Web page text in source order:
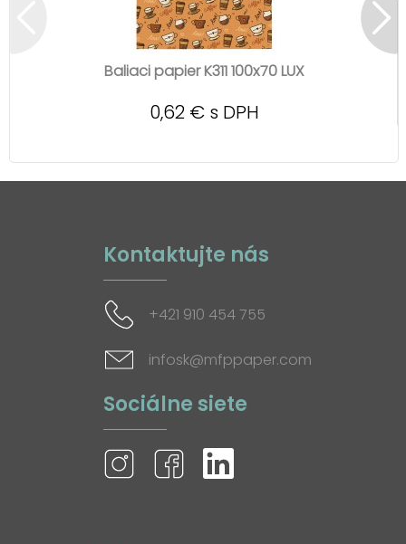
Baliaci papier K311 100x70 LUX
0,62 € s DPH
Kontaktujte nás
+421 910 454 755
infosk@mfppaper.com
Sociálne siete